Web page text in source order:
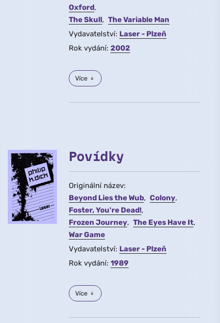
Oxford
The Skull
The Variable Man
Vydavatelství: Laser - Plzeň
Rok vydání: 2002
Více
Povídky
Originální název:
Beyond Lies the Wub
Colony
Foster, You're Dead!
Frozen Journey
The Eyes Have It
War Game
Vydavatelství: Laser - Plzeň
Rok vydání: 1989
Více